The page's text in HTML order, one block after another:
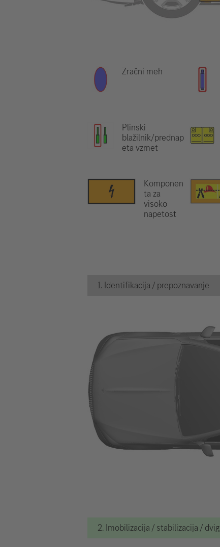
Zračni meh
Plinski
blažilnik/prednap
eta vzmet
Komponen
ta za
visoko
napetost
1. Identifikacija / prepoznavanje
2. Imobilizacija / stabilizacija / dvig